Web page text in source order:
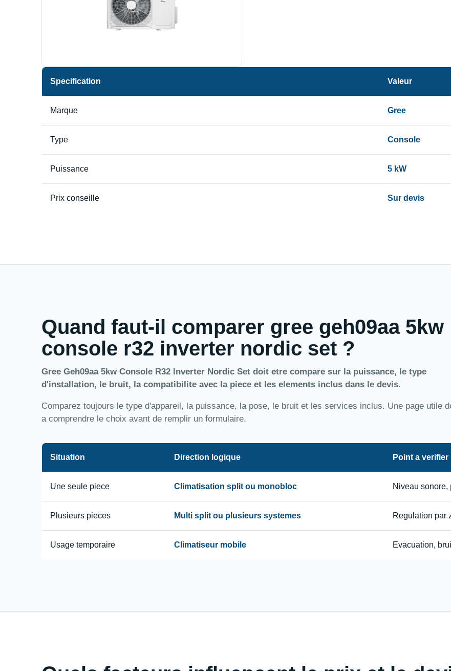
Specification Valeur
Marque Gree
Type Console
Puissance 5 kW
Prix conseille Sur devis
Quand faut-il comparer gree geh09aa 5kw
console r32 inverter nordic set ?
Gree Geh09aa 5kw Console R32 Inverter Nordic Set doit etre compare sur la puissance, le type
d'installation, le bruit, la compatibilite avec la piece et les elements inclus dans le devis.
Comparez toujours le type d'appareil, la puissance, la pose, le bruit et les services inclus. Une page utile
a comprendre le choix avant de remplir un formulaire.
Situation Direction logique Point a verifier
Une seule piece Climatisation split ou monobloc Niveau sonore,
Plusieurs pieces Multi split ou plusieurs systemes Regulation par
Usage temporaire Climatiseur mobile Evacuation,